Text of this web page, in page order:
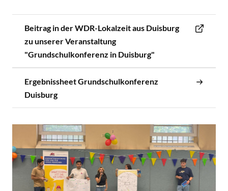
Beitrag in der WDR-Lokalzeit aus Duisburg
zu unserer Veranstaltung
"Grundschulkonferenz in Duisburg"
Ergebnissheet Grundschulkonferenz
Duisburg